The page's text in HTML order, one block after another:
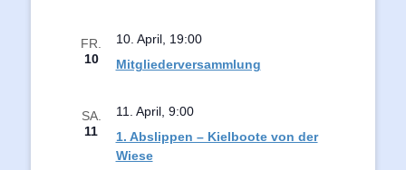
FR.
10
Mitgliederversammlung
10. April, 19:00
SA.
11
1. Abslippen – Kielboote von der
Wiese
11. April, 9:00